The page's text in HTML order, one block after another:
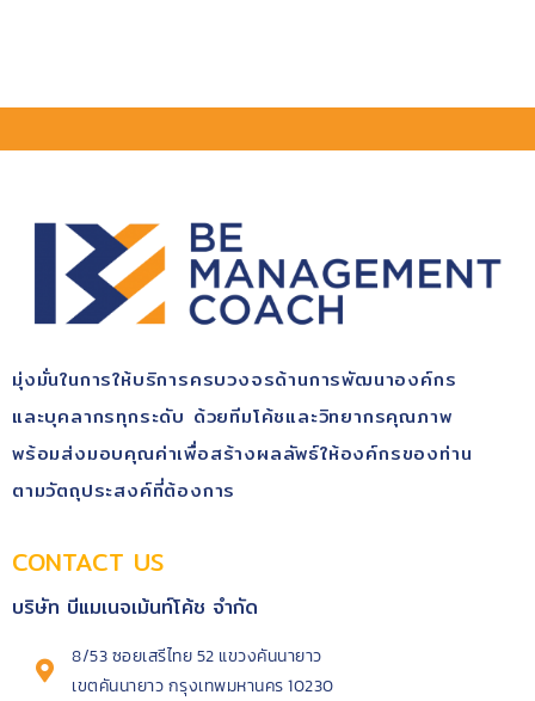
มุ่ง​มั่นในการให้บริการ​ครบวงจรด้านการพัฒนา​องค์กร​
และบุคลากรทุกระดับ​ ด้วยทีมโค้ช​และวิทยากรคุณ​ภาพ​
พร้อม​ส่งมอบคุณ​ค่า​เพื่อสร้างผลลัพธ์​ให้องค์กรของท่าน
ตามวัตถุประสงค์​ที่ต้องการ
CONTACT US
บริษัท บีแมเนจเม้นท์โค้ช จำกัด
8/53 ซอยเสรีไทย 52 แขวงคันนายาว
เขตคันนายาว กรุงเทพมหานคร 10230